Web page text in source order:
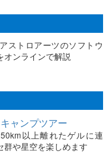
ストロアーツのソフトウ
オンラインで解説
ャンプツアー
以上離れたゲルに連
や星空を楽しめます